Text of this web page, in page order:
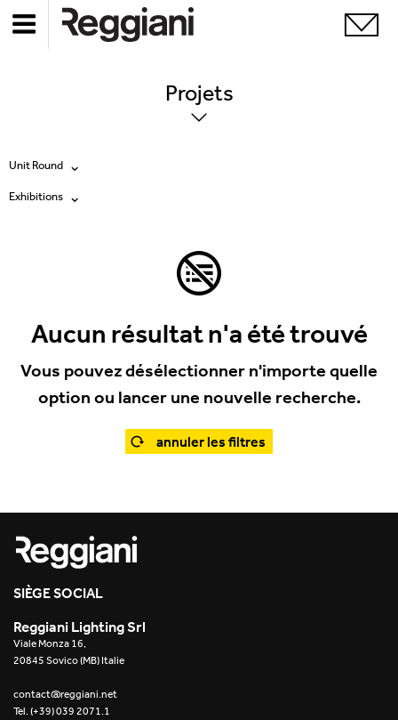
Projets
Unit Round
Tous les produits
Mood Evo
Traceline System
Trybeca Système
Yori Surface Base
Yori Surface/Pendant
Envios IP66
Incline Dark Performance
Exhibitions
Office
Retail
Showrooms
Aucun résultat n'a été trouvé
Vous pouvez désélectionner n'importe quelle
option ou lancer une nouvelle recherche.
annuler les filtres
SIÈGE SOCIAL
Reggiani Lighting Srl
Viale Monza 16,
20845 Sovico (MB) Italie
contact@reggiani.net
Tel. (+39) 039 2071.1